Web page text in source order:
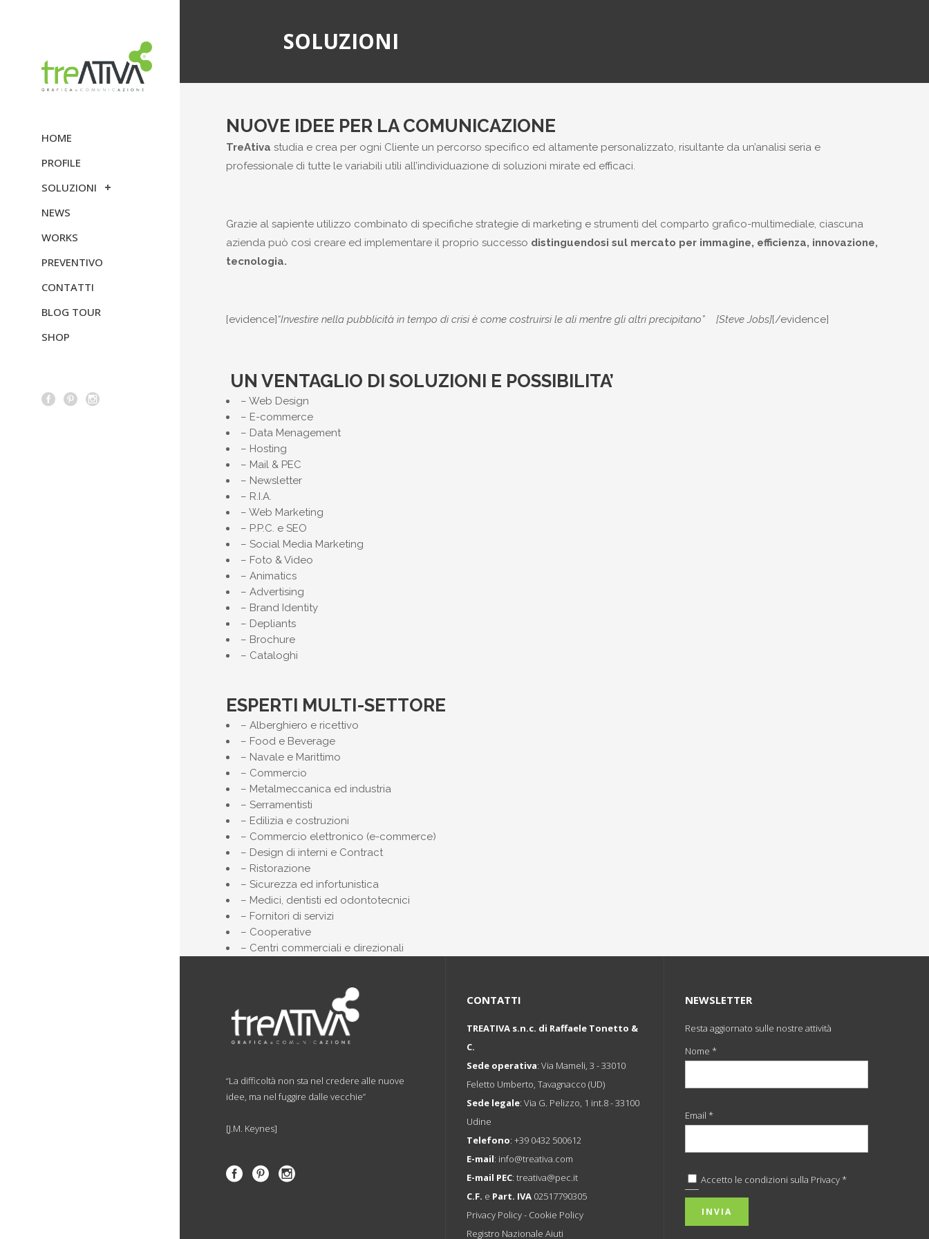
HOME
PROFILE
SOLUZIONI
NEWS
WORKS
PREVENTIVO
CONTATTI
BLOG TOUR
SHOP
SOLUZIONI
NUOVE IDEE PER LA COMUNICAZIONE
TreAtiva studia e crea per ogni Cliente un percorso specifico ed altamente personalizzato, risultante da un’analisi seria e
professionale di tutte le variabili utili all’individuazione di soluzioni mirate ed efficaci.
Grazie al sapiente utilizzo combinato di specifiche strategie di marketing e strumenti del comparto grafico-multimediale, ciascuna
azienda può così creare ed implementare il proprio successo distinguendosi sul mercato per immagine, efficienza, innovazione,
tecnologia.
[evidence]“Investire nella pubblicità in tempo di crisi è come costruirsi le ali mentre gli altri precipitano” [Steve Jobs][/evidence]
UN VENTAGLIO DI SOLUZIONI E POSSIBILITA’
– Web Design
– E-commerce
– Data Menagement
– Hosting
– Mail & PEC
– Newsletter
– R.I.A.
– Web Marketing
– P.P.C. e SEO
– Social Media Marketing
– Foto & Video
– Animatics
– Advertising
– Brand Identity
– Depliants
– Brochure
– Cataloghi
ESPERTI MULTI-SETTORE
– Alberghiero e ricettivo
– Food e Beverage
– Navale e Marittimo
– Commercio
– Metalmeccanica ed industria
– Serramentisti
– Edilizia e costruzioni
– Commercio elettronico (e-commerce)
– Design di interni e Contract
– Ristorazione
– Sicurezza ed infortunistica
– Medici, dentisti ed odontotecnici
– Fornitori di servizi
– Cooperative
– Centri commerciali e direzionali
“La difficoltà non sta nel credere alle nuove
idee, ma nel fuggire dalle vecchie”
[J.M. Keynes]
CONTATTI
TREATIVA s.n.c. di Raffaele Tonetto &
C.
Sede operativa: Via Mameli, 3 - 33010
Feletto Umberto, Tavagnacco (UD)
Sede legale: Via G. Pelizzo, 1 int.8 - 33100
Udine
Telefono: +39 0432 500612
E-mail: info@treativa.com
E-mail PEC: treativa@pec.it
C.F. e Part. IVA02517790305
Privacy Policy- Cookie Policy
Registro Nazionale Aiuti
NEWSLETTER
Resta aggiornato sulle nostre attività
Nome *
Email *
Accetto le condizioni sulla Privacy *